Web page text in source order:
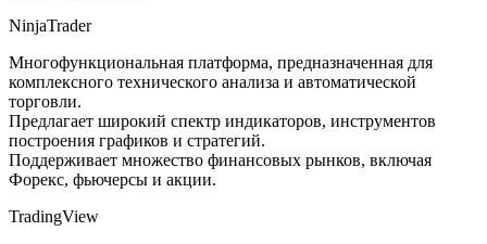
NinjaTrader
Многофункциональная платформа, предназначенная для
комплексного технического анализа и автоматической
торговли.
Предлагает широкий спектр индикаторов, инструментов
построения графиков и стратегий.
Поддерживает множество финансовых рынков, включая
Форекс, фьючерсы и акции.
TradingView